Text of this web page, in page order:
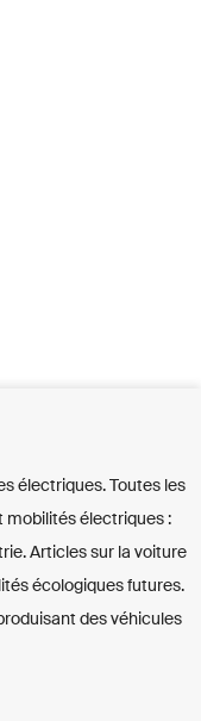
électriques. Toutes les
mobilités électriques :
Articles sur la voiture
écologiques futures.
des véhicules